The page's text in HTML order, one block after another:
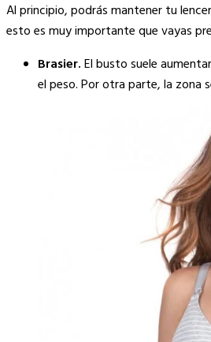
Al principio, podrás mantener tu
esto es muy importante que vayas
Brasier.El busto suele
el peso. Por otra parte, la zona